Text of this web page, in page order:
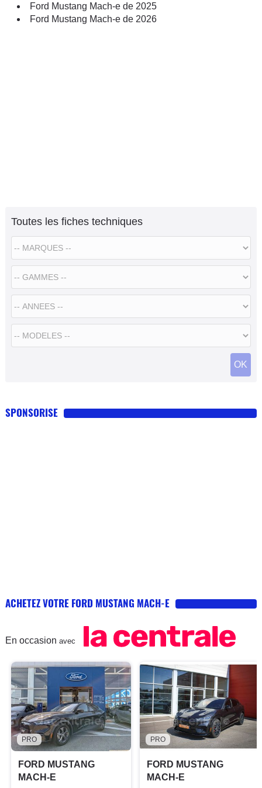
Ford Mustang Mach-e de 2025
Ford Mustang Mach-e de 2026
Toutes les fiches techniques
SPONSORISE
ACHETEZ VOTRE FORD MUSTANG MACH-E
En occasion avec
PRO
FORD MUSTANG
MACH-E
PRO
FORD MUSTANG
MACH-E